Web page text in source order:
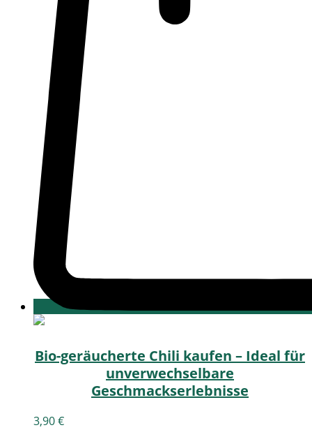
Bio-geräucherte Chili kaufen – Ideal für
unverwechselbare
Geschmackserlebnisse
3,90€